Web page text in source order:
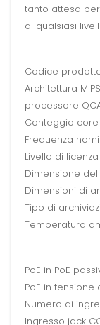
tanto attesa
di qualsiasi
Codice prodotto
Architettura
processore
Conteggio core
Frequenza
Livello di
Dimensione
Dimensioni di
Tipo di
Temperatura
PoE in PoE
PoE in
Numero di
Ingresso jack